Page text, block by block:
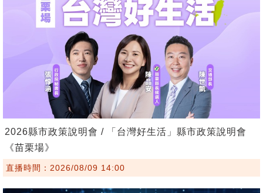
2026縣市政策說明會 / 「台灣好生活」縣市政策說明會
《苗栗場》
直播時間：2026/08/09 14:00